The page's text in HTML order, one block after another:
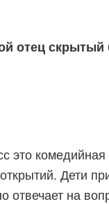
отец скрытый
это
Дети
отвечает на